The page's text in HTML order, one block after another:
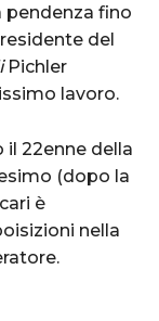
pendenza fino
del
Pichler
lavoro.
22enne della
(dopo la
è
nella